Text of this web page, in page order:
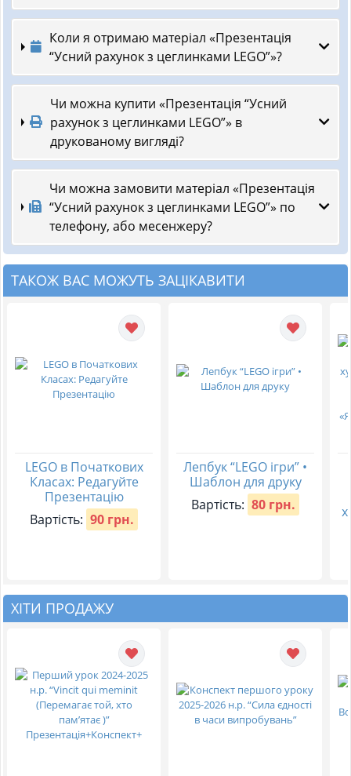
Коли я отримаю матеріал «Презентація
“Усний рахунок з цеглинками LEGO”»?
Чи можна купити «Презентація “Усний
рахунок з цеглинками LEGO”» в
друкованому вигляді?
Чи можна замовити матеріал «Презентація
“Усний рахунок з цеглинками LEGO”» по
телефону, або месенжеру?
ТАКОЖ ВАС МОЖУТЬ ЗАЦІКАВИТИ
LEGO в Початкових
Класах: Редагуйте
Презентацію
Вартість: 90 грн.
Лепбук “LEGO ігри” •
Шаблон для друку
Вартість: 80 грн.
ХІТИ ПРОДАЖУ